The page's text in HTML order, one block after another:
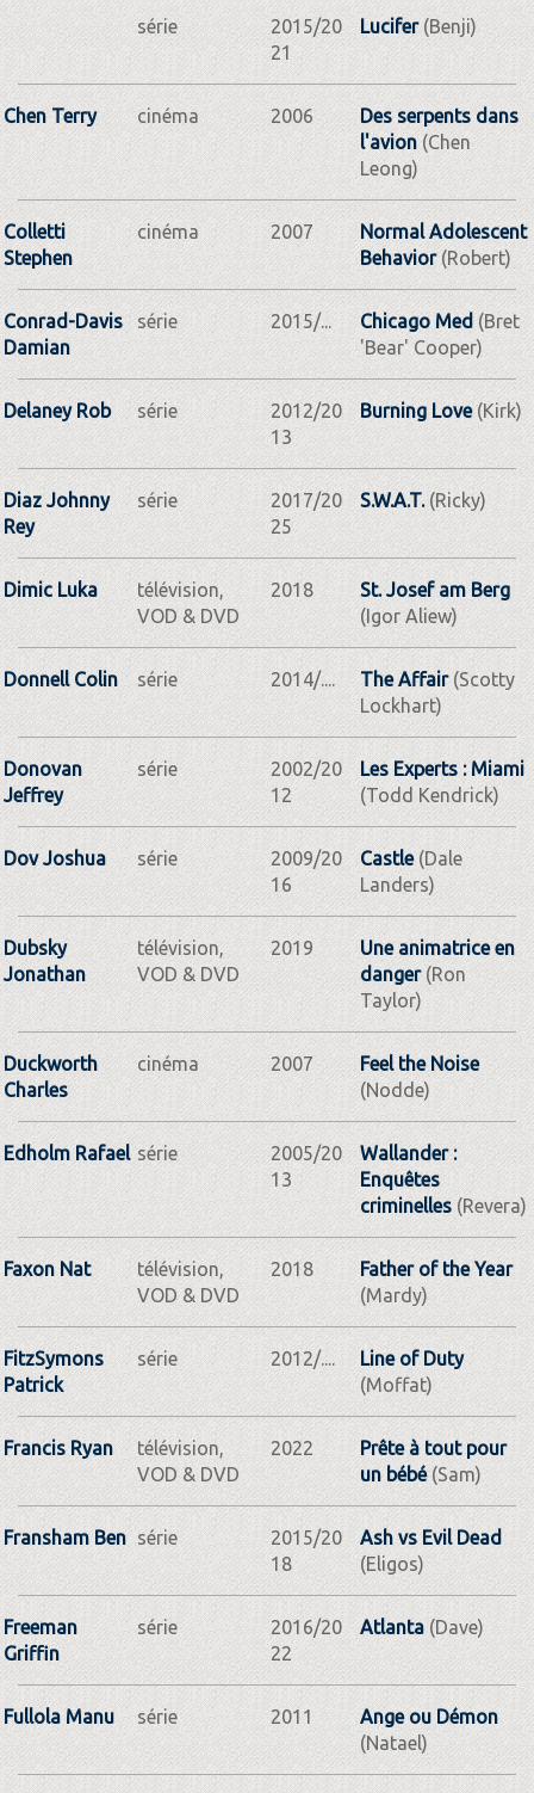
série
2015/20
21
Lucifer(Benji)
Chen Terry cinéma 2006
Des serpents dans
l'avion(Chen
Leong)
Colletti
Stephen
cinéma 2007
Normal Adolescent
Behavior(Robert)
Conrad-Davis
Damian
série 2015/... Chicago Med (Bret
'Bear' Cooper)
Delaney Rob série
2012/20
13
Burning Love(Kirk)
Diaz Johnny
Rey
série
2017/20
25
S.W.A.T.(Ricky)
Dimic Luka
télévision,
VOD & DVD
2018
St. Josef am Berg
(Igor Aliew)
Donnell Colin série 2014/.... The Affair(Scotty
Lockhart)
Donovan
Jeffrey
série
2002/20
12
Les Experts : Miami
(Todd Kendrick)
Dov Joshua série
2009/20
16
Castle(Dale
Landers)
Dubsky
Jonathan
télévision,
VOD & DVD
2019
Une animatrice en
danger(Ron
Taylor)
Duckworth
Charles
cinéma 2007
Feel the Noise
(Nodde)
Edholm Rafael série
2005/20
13
Wallander :
Enquêtes
criminelles(Revera)
Faxon Nat
télévision,
VOD & DVD
2018
Father of the Year
(Mardy)
FitzSymons
Patrick
série 2012/....
Line of Duty
(Moffat)
Francis Ryan
télévision,
VOD & DVD
2022
Prête à tout pour
un bébé(Sam)
Fransham Ben série
2015/20
18
Ash vs Evil Dead
(Eligos)
Freeman
Griffin
série
2016/20
22
Atlanta(Dave)
Fullola Manu série 2011
Ange ou Démon
(Natael)